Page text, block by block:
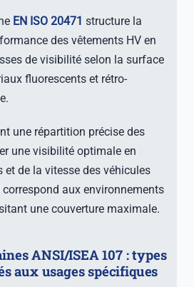
EN ISO 20471 structure la
des vêtements HV en
de visibilité selon la surface
fluorescents et rétro-
une répartition précise des
une visibilité optimale en
de la vitesse des véhicules
aux environnements
une couverture maximale.
ANSI/ISEA 107 : types
aux usages spécifiques